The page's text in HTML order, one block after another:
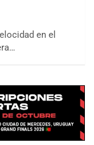
en el